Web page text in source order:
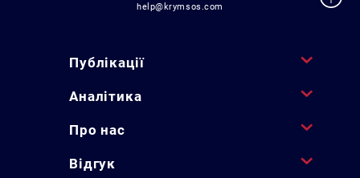
help@krymsos.com
Публікації
Аналітика
Про нас
Відгук